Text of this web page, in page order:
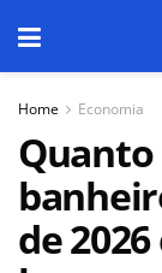
Home Economia
de